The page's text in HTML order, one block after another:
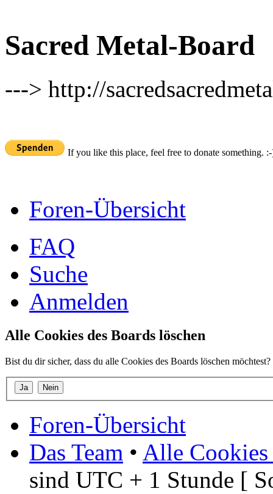
Sacred Metal-Board
---> http://
If you like this place, feel free to donate something.
Foren-Übersicht
FAQ
Suche
Anmelden
Alle Cookies des Boards löschen
Bist du dir sicher, dass du alle Cookies des Boards löschen möchtest?
Foren-Übersicht
Das Team • Alle Cookies
sind UTC + 1 Stunde [